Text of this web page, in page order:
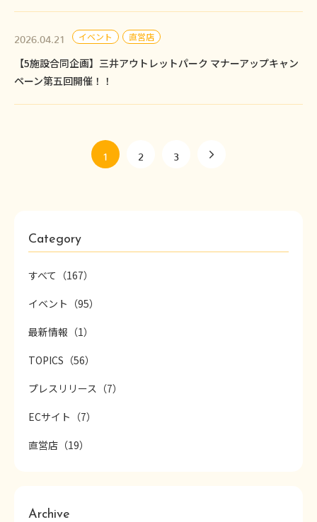
2026.04.21 イベント 直営店
【5施設合同企画】三井アウトレットパーク マナーアップキャン
ペーン第五回開催！！
1 2 3
Category
すべて（167）
イベント（95）
最新情報（1）
TOPICS（56）
プレスリリース（7）
ECサイト（7）
直営店（19）
Archive